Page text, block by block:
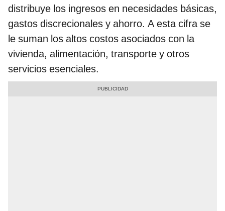
distribuye los ingresos en necesidades básicas,
gastos discrecionales y ahorro. A esta cifra se
le suman los altos costos asociados con la
vivienda, alimentación, transporte y otros
servicios esenciales.